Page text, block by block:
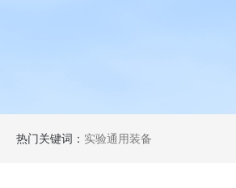
热门关键词： 实验通用装备